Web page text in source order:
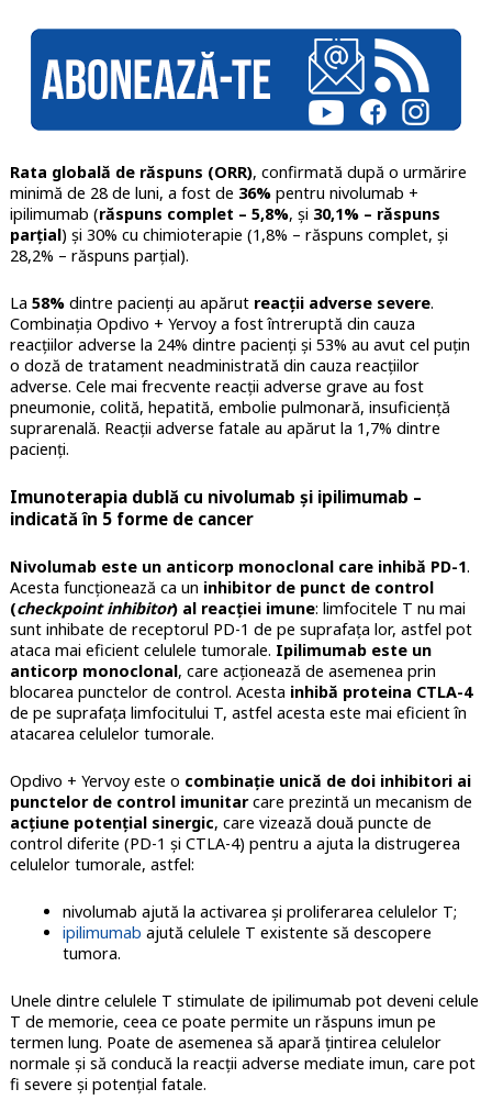
Rata globală de răspuns (ORR), confirmată după o urmărire
minimă de 28 de luni, a fost de 36%pentru nivolumab +
ipilimumab (răspuns complet – 5,8%, și 30,1% – răspuns
parțial) și 30% cu chimioterapie (1,8% – răspuns complet, și
28,2% – răspuns parțial).
La 58%dintre pacienți au apărut reacții adverse severe.
Combinația Opdivo + Yervoy a fost întreruptă din cauza
reacțiilor adverse la 24% dintre pacienți și 53% au avut cel puțin
o doză de tratament neadministrată din cauza reacțiilor
adverse. Cele mai frecvente reacții adverse grave au fost
pneumonie, colită, hepatită, embolie pulmonară, insuficiență
suprarenală. Reacții adverse fatale au apărut la 1,7% dintre
pacienți.
Imunoterapia dublă cu nivolumab și ipilimumab –
indicată în 5 forme de cancer
Nivolumab este un anticorp monoclonal care inhibă PD-1.
Acesta funcționează ca un inhibitor de punct de control
(checkpoint inhibitor) al reacției imune: limfocitele T nu mai
sunt inhibate de receptorul PD-1 de pe suprafața lor, astfel pot
ataca mai eficient celulele tumorale. Ipilimumab este un
anticorp monoclonal, care acționează de asemenea prin
blocarea punctelor de control. Acesta inhibă proteina CTLA-4
de pe suprafața limfocitului T, astfel acesta este mai eficient în
atacarea celulelor tumorale.
Opdivo + Yervoy este o combinație unică de doi inhibitori ai
punctelor de control imunitarcare prezintă un mecanism de
acțiune potențial sinergic, care vizează două puncte de
control diferite (PD-1 și CTLA-4) pentru a ajuta la distrugerea
celulelor tumorale, astfel:
nivolumab ajută la activarea și proliferarea celulelor T;
ipilimumab ajută celulele T existente să descopere
tumora.
Unele dintre celulele T stimulate de ipilimumab pot deveni celule
T de memorie, ceea ce poate permite un răspuns imun pe
termen lung. Poate de asemenea să apară țintirea celulelor
normale și să conducă la reacții adverse mediate imun, care pot
fi severe și potențial fatale.